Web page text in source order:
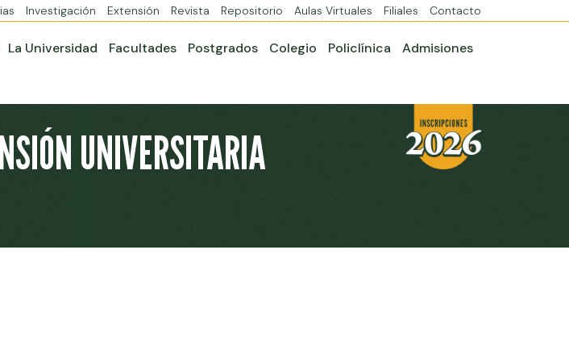
Investigación Extensión Revista Repositorio Aulas Virtuales Filiales Contacto
La Universidad Facultades Postgrados Colegio Policlínica Admisiones
UNIVERSITARIA